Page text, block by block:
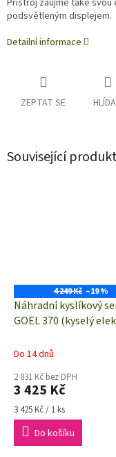
Přístroj zaujme také
podsvětleným displejem.
Detailní informace
ZEPTAT SE
Související
4 249 Kč –19 %
Náhradní kyslíkový
GOEL 370 (kyselý
Senseca
Do 14 dnů
2 831 Kč bez DPH
3 425 Kč
Měrná
cena:
3 425 Kč / 1 ks
Do košíku